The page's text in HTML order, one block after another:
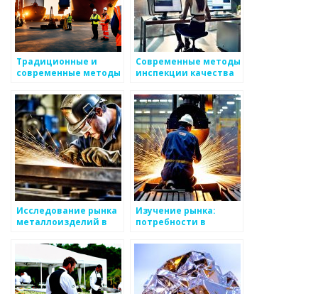
Традиционные и
современные методы
Современные методы
инспекции качества
Исследование рынка
металлоизделий в
Изучение рынка:
потребности в